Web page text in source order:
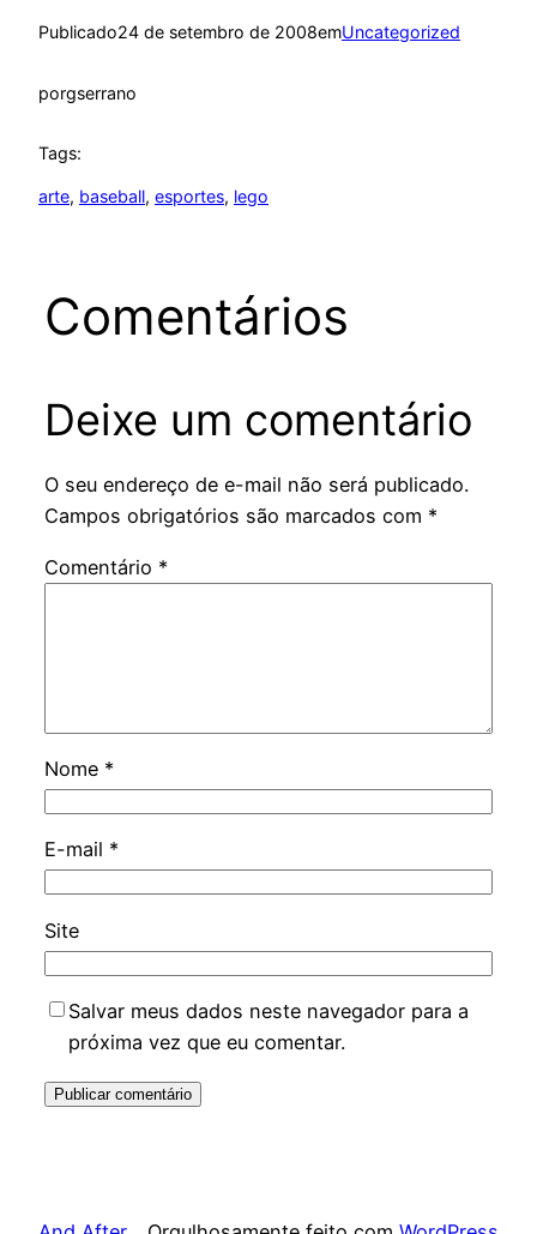
Publicado24 de setembro de 2008emUncategorized
porgserrano
Tags:
arte, baseball, esportes, lego
Comentários
Deixe um comentário
O seu endereço de e-mail não será publicado.
Campos obrigatórios são marcados com *
Comentário *
Nome *
E-mail *
Site
Salvar meus dados neste navegador para a
próxima vez que eu comentar.